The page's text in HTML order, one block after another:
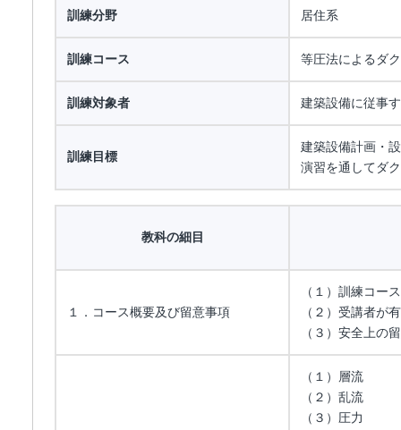
訓練分野 居住系
訓練コース 等圧法によるダ
訓練対象者 建築設備に従事
訓練目標
建築設備計画・
演習を通してダ
教科の細目
１．コース概要及び留意事項
（１）訓練コー
（２）受講者が
（３）安全上の
（１）層流
（２）乱流
（３）圧力